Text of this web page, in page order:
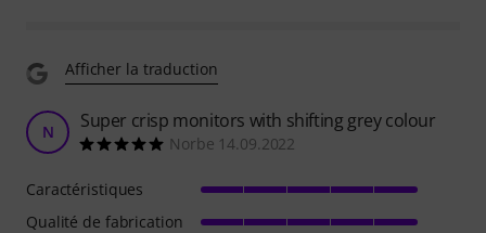
Afficher la traduction
N Super crisp monitors with shifting grey colour
Norbe 14.09.2022
Caractéristiques
Qualité de fabrication